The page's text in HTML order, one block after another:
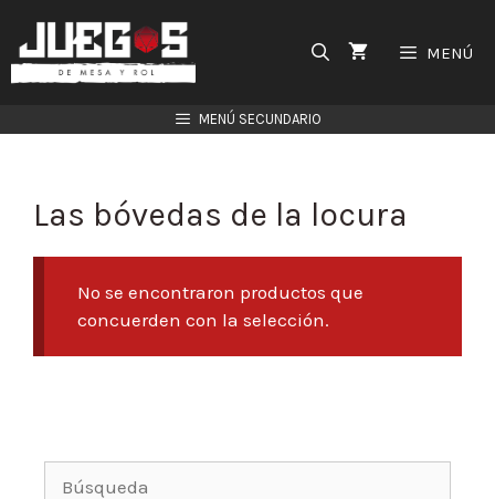
contenido
MENÚ
MENÚ SECUNDARIO
Las bóvedas de la locura
No se encontraron productos que
concuerden con la selección.